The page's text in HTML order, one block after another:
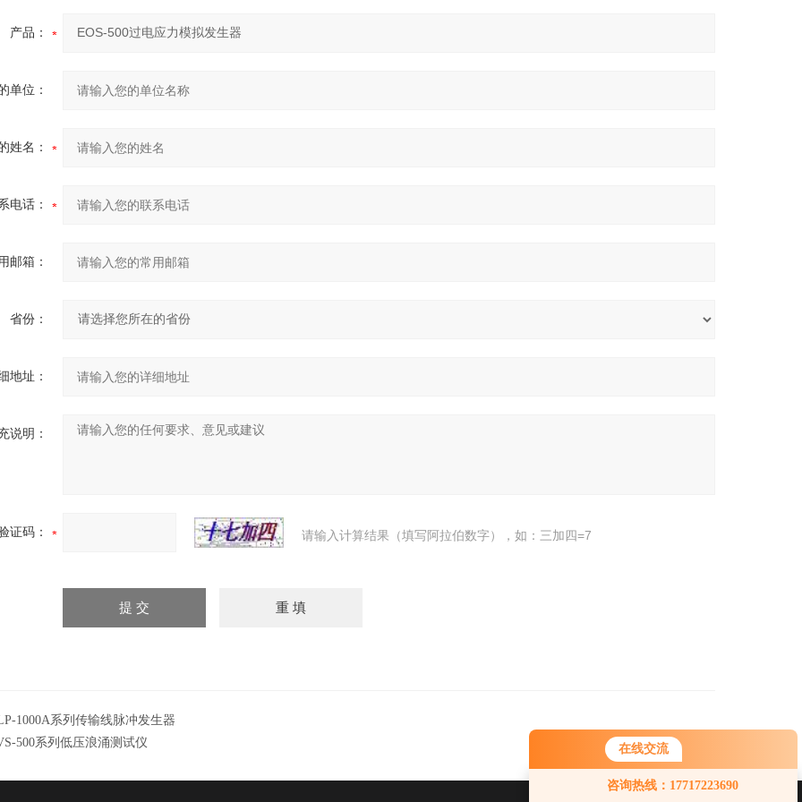
在线交流
咨询热线：17717223690
您好！欢迎前来咨询，很高兴为您
服务，请问您要咨询什么问题呢？
产品：
单位：
姓名：
电话：
邮箱：
省份：
地址：
说明：
证码： 请输入计算结果（填写阿拉伯数字），如：三加四=7
1000A系列传输线脉冲发生器
500系列低压浪涌测试仪